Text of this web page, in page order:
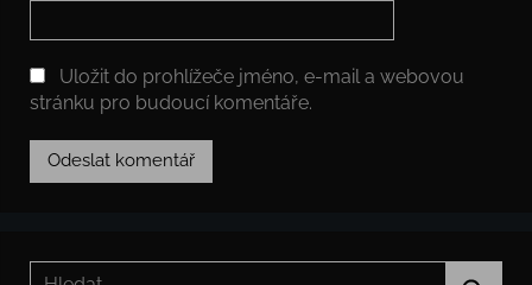
Uložit do prohlížeče jméno, e-mail a webovou
stránku pro budoucí komentáře.
Hledat: